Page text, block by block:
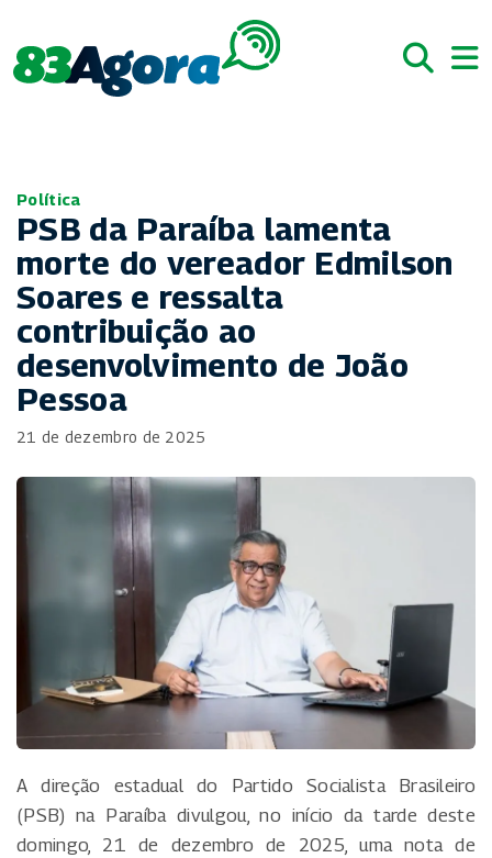
Política
PSB da Paraíba lamenta
morte do vereador Edmilson
Soares e ressalta
contribuição ao
desenvolvimento de João
Pessoa
21 de dezembro de 2025
A direção estadual do Partido Socialista Brasileiro
(PSB) na Paraíba divulgou, no início da tarde deste
domingo, 21 de dezembro de 2025, uma nota de